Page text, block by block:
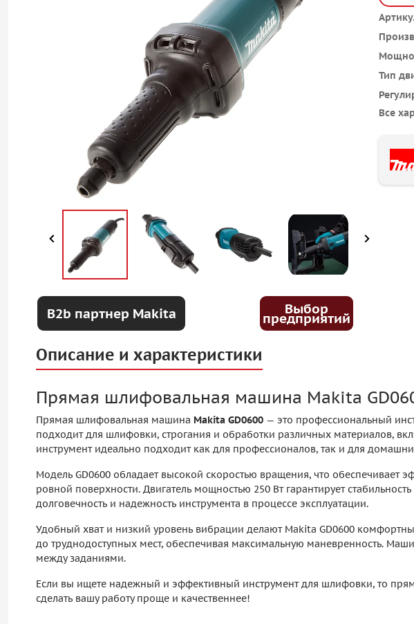
B2b партнер Makita Выбор
предприятий
Тип
Все
Описание и характеристики
Прямая шлифовальная машина Makita
Прямая шлифовальная машина Makita GD0600 — это профессиональный
подходит для шлифовки, строгания и обработки различных материалов,
инструмент идеально подходит как для профессионалов, так и для
Модель GD0600 обладает высокой скоростью вращения, что
ровной поверхности. Двигатель мощностью 250 Вт гарантирует
долговечность и надежность инструмента в процессе эксплуатации.
Удобный хват и низкий уровень вибрации делают Makita GD0600
до труднодоступных мест, обеспечивая максимальную маневренность.
между заданиями.
Если вы ищете надежный и эффективный инструмент для шлифовки, то
сделать вашу работу проще и качественнее!